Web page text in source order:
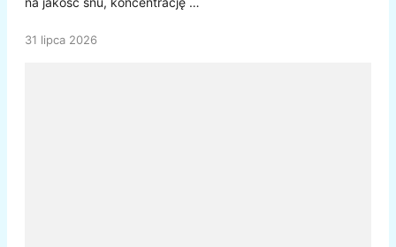
31 lipca 2026